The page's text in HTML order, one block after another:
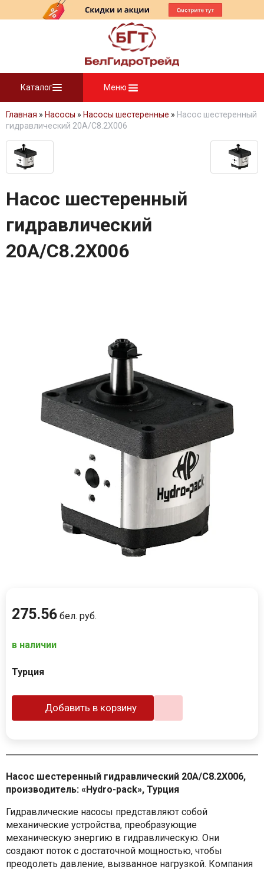
Каталог Меню
Главная » Насосы » Насосы шестеренные » Насос шестеренный
гидравлический 20A/C8.2X006
Насос шестеренный
гидравлический
20A/C8.2X006
275.56 бел. руб.
в наличии
Турция
Добавить в корзину
Насос шестеренный гидравлический 20A/C8.2X006,
производитель: «Hydro-pack», Турция
Гидравлические насосы представляют собой
механические устройства, преобразующие
механическую энергию в гидравлическую. Они
создают поток с достаточной мощностью, чтобы
преодолеть давление, вызванное нагрузкой. Компания